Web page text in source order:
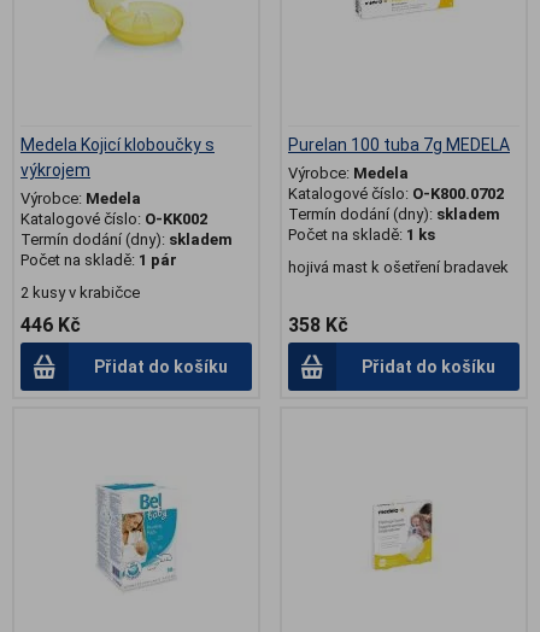
Medela Kojicí kloboučky s
výkrojem
Výrobce: Medela
Katalogové číslo: O-KK002
Termín dodání (dny): skladem
Počet na skladě: 1 pár
2 kusy v krabičce
446 Kč
Přidat do košíku
Purelan 100 tuba 7g MEDELA
Výrobce: Medela
Katalogové číslo: O-K800.0702
Termín dodání (dny): skladem
Počet na skladě: 1 ks
hojivá mast k ošetření bradavek
358 Kč
Přidat do košíku